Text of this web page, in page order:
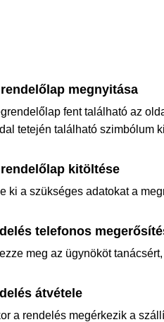
fent található az
tetején található szimbólum
ki a szükséges adatokat a
meg az ügynököt
a rendelés megérkezik a